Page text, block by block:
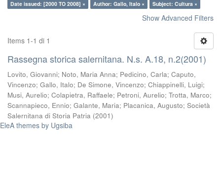
Date issued: [2000 TO 2008] ×
Author: Gallo, Italo × Subject: Cultura ×
Show Advanced Filters
Items 1-1 di 1
Rassegna storica salernitana. N.s. A.18, n.2(2001)
Lovito, Giovanni; Noto, Maria Anna; Pedicino, Carla; Caputo,
Vincenzo; Gallo, Italo; De Simone, Vincenzo; Chiappinelli, Luigi;
Musi, Aurelio; Colapietra, Raffaele; Petroni, Aurelio; Trotta, Marco;
Scannapieco, Ennio; Galante, Maria; Placanica, Augusto; Società
Salernitana di Storia Patria (2001)
EleA themes by Ugsiba